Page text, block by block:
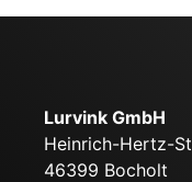
Lurvink GmbH
Heinrich-Hertz-
46399 Bocholt